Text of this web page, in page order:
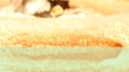
BEGEHRT
DIE ENGEL
– ENERGIEZENTREN